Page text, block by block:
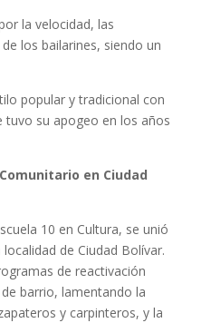
la velocidad, las
los bailarines, siendo un
popular y tradicional con
tuvo su apogeo en los años
en Ciudad
10 en Cultura, se unió
de Ciudad Bolívar.
de reactivación
barrio, lamentando la
y carpinteros, y la